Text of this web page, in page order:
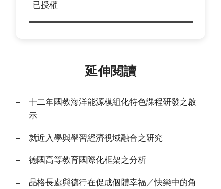
已授權
延伸閱讀
十二年國教海洋能源模組化特色課程研發之啟
示
就近入學與學習經濟視域融合之研究
德國高等教育國際化框架之分析
品格長處與德行在促成個體幸福／快樂中的角